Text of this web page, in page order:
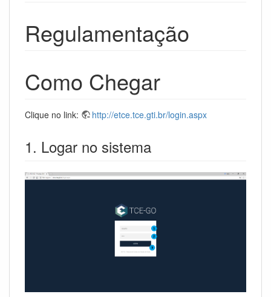
Regulamentação
Como Chegar
Clique no link: http://etce.tce.gti.br/login.aspx
1. Logar no sistema